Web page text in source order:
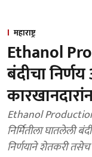
महाराष्ट्र
Ethanol
बंदीचा
Ethanol
निर्मितीला घातलेली
निर्णयाने शेतकरी तसेच